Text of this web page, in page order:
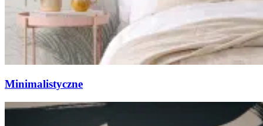
Minimalistyczne